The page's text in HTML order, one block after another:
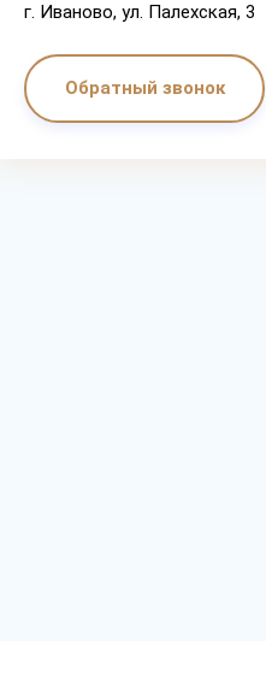
г. Иваново, ул. Палехская, 3
Обратный звонок